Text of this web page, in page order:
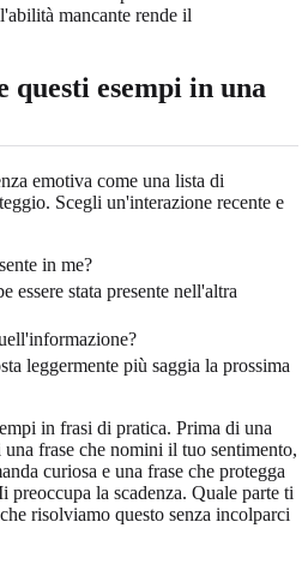
mancante rende il
questi esempi in una
emotiva come una lista di
Scegli un'interazione recente e
in me?
essere stata presente nell'altra
leggermente più saggia la prossima
in frasi di pratica. Prima di una
frase che nomini il tuo sentimento,
curiosa e una frase che protegga
preoccupa la scadenza. Quale parte ti
risolviamo questo senza incolparci